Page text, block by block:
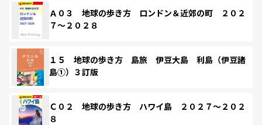
Ａ０３ 地球の歩き方 ロンドン＆近郊の町 ２０２
７～２０２８
１５ 地球の歩き方 島旅 伊豆大島 利島（伊豆諸
島①）３訂版
Ｃ０２ 地球の歩き方 ハワイ島 ２０２７～２０２
８